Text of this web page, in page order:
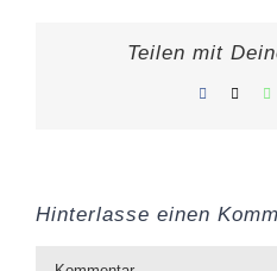
Teilen mit
Facebook
X
Hinterlasse einen
Kommentar